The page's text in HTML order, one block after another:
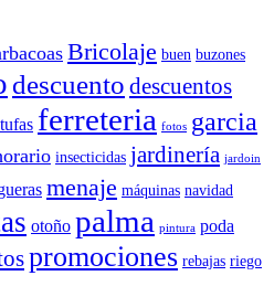
Bricolaje buen buzones
descuento descuentos
ferreteria fotos garcia
insecticidas jardinería jardoin
menaje máquinas navidad
otoño palma pintura poda
promociones rebajas riego